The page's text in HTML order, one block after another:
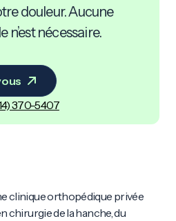
douleur. Aucune
nécessaire.
370-5407
clinique orthopédique privée
chirurgie de la hanche, du